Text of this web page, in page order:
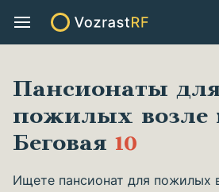
Пансионаты
пожилых возле
Беговая 10
Ищете пансионат для пожилых